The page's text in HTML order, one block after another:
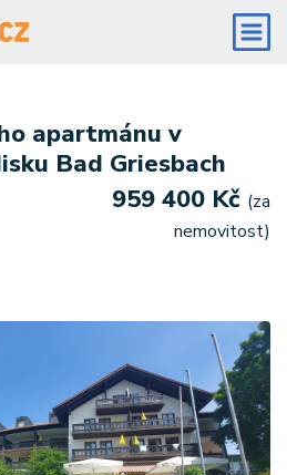
apartmánu v
Bad Griesbach
959 400 Kč (za
nemovitost)